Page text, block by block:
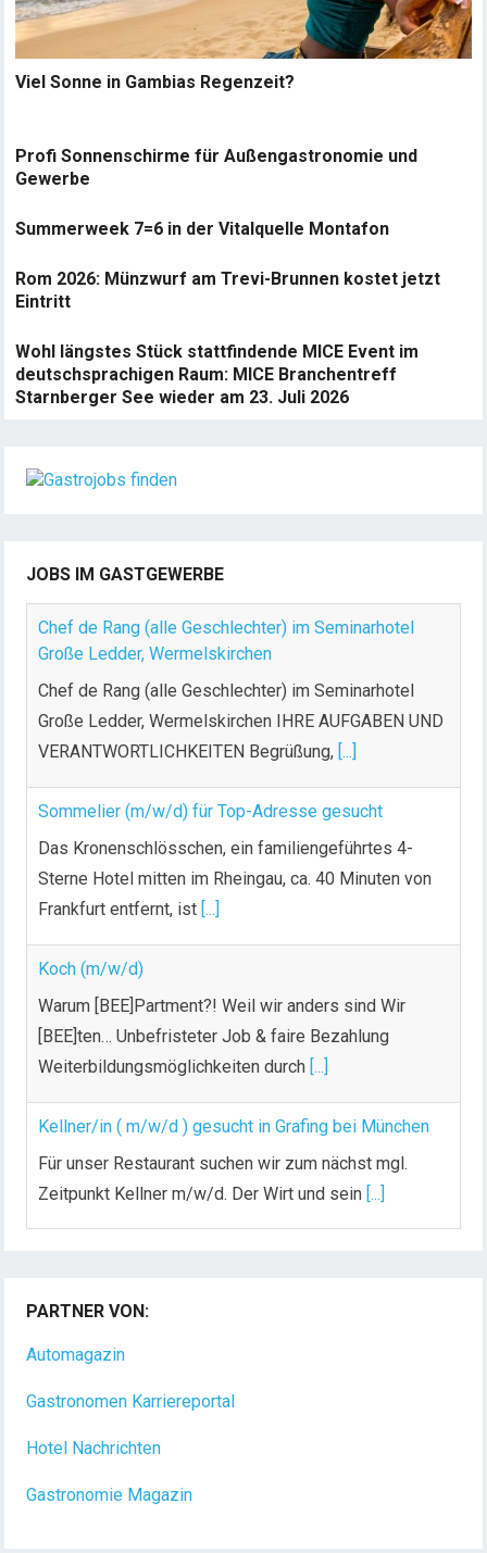
Viel Sonne in Gambias Regenzeit?
Profi Sonnenschirme für Außengastronomie und
Gewerbe
Summerweek 7=6 in der Vitalquelle Montafon
Rom 2026: Münzwurf am Trevi-Brunnen kostet jetzt
Eintritt
Wohl längstes Stück stattfindende MICE Event im
deutschsprachigen Raum: MICE Branchentreff
Starnberger See wieder am 23. Juli 2026
JOBS IM GASTGEWERBE
Chef de Rang (alle Geschlechter) im Seminarhotel
Große Ledder, Wermelskirchen
Chef de Rang (alle Geschlechter) im Seminarhotel
Große Ledder, Wermelskirchen IHRE AUFGABEN UND
VERANTWORTLICHKEITEN Begrüßung, [...]
Sommelier (m/w/d) für Top-Adresse gesucht
Das Kronenschlösschen, ein familiengeführtes 4-
Sterne Hotel mitten im Rheingau, ca. 40 Minuten von
Frankfurt entfernt, ist [...]
Koch (m/w/d)
Warum [BEE]Partment?! Weil wir anders sind Wir
[BEE]ten… Unbefristeter Job & faire Bezahlung
Weiterbildungsmöglichkeiten durch [...]
Kellner/in ( m/w/d ) gesucht in Grafing bei München
Für unser Restaurant suchen wir zum nächst mgl.
Zeitpunkt Kellner m/w/d. Der Wirt und sein [...]
Dein Arbeitsplatz mit Urlaubsfeeling Chef de Rang
(m/w/d) Du bist Gastgeber aus Leidenschaft und
PARTNER VON:
Automagazin
Gastronomen Karriereportal
Hotel Nachrichten
Gastronomie Magazin